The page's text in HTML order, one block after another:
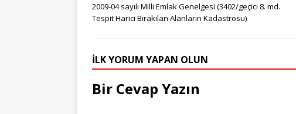
2009-04 sayılı Milli Emlak Genelgesi (3402/geçici 8. md.
Tespit Harici Bırakılan Alanların Kadastrosu)
İLK YORUM YAPAN OLUN
Bir Cevap Yazın